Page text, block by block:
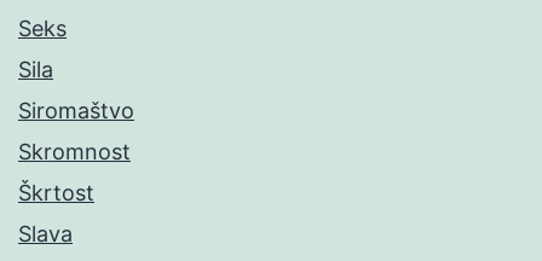
Seks
Sila
Siromaštvo
Skromnost
Škrtost
Slava